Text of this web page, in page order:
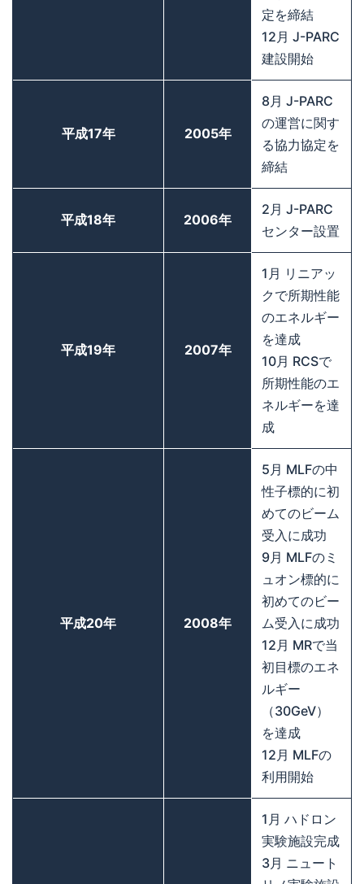
定を締結
12月 J-PARC
建設開始
平成17年 2005年
8月 J-PARC
の運営に関す
る協力協定を
締結
平成18年 2006年
2月 J-PARC
センター設置
平成19年 2007年
1月 リニアッ
クで所期性能
のエネルギー
を達成
10月 RCSで
所期性能のエ
ネルギーを達
成
平成20年 2008年
5月 MLFの中
性子標的に初
めてのビーム
受入に成功
9月 MLFのミ
ュオン標的に
初めてのビー
ム受入に成功
12月 MRで当
初目標のエネ
ルギー
（30GeV）
を達成
12月 MLFの
利用開始
1月 ハドロン
実験施設完成
3月 ニュート